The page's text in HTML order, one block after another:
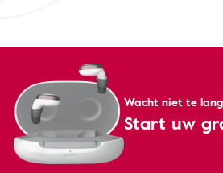
Wacht niet te
Start uw